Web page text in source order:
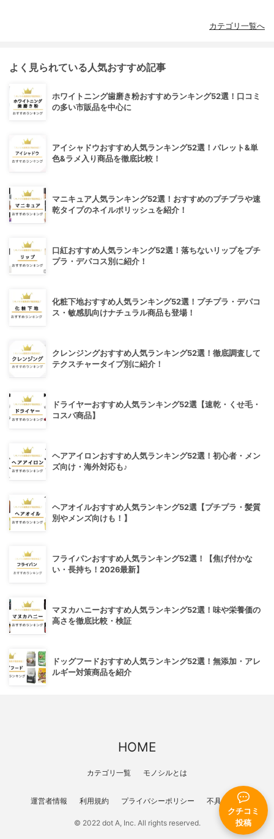
クチコミ
投稿
カテゴリ一覧へ
よく見られている人気おすすめ記事
ホワイトニング歯磨き粉おすすめランキング52選！口コミ
の多い市販品を中心に
アイシャドウおすすめ人気ランキング52選！パレット&単
色&ラメ入り商品を徹底比較！
マニキュア人気ランキング52選！おすすめのプチプラや速
乾タイプのネイルポリッシュを紹介！
口紅おすすめ人気ランキング52選！落ちないリップをプチ
プラ・デパコス別に紹介！
化粧下地おすすめ人気ランキング52選！プチプラ・デパコ
ス・敏感肌向けナチュラル商品も登場！
クレンジングおすすめ人気ランキング52選！徹底調査して
テクスチャータイプ別に紹介！
ドライヤーおすすめ人気ランキング52選【速乾・くせ毛・
コスパ商品】
ヘアアイロンおすすめ人気ランキング52選！初心者・メン
ズ向け・海外対応も♪
ヘアオイルおすすめ人気ランキング52選【プチプラ・髪質
別やメンズ向けも！】
フライパンおすすめ人気ランキング52選！【焦げ付かな
い・長持ち！2026最新】
マヌカハニーおすすめ人気ランキング52選！味や栄養価の
高さを徹底比較・検証
ドッグフードおすすめ人気ランキング52選！無添加・アレ
ルギー対策商品を紹介
HOME
カテゴリ一覧 モノシルとは
運営者情報 利用規約 プライバシーポリシー 不具合報告
© 2022 dot A, Inc. All rights reserved.